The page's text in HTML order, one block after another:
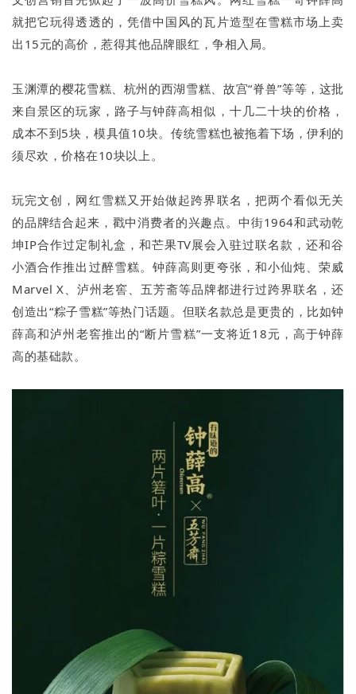
就把它玩得透透的，凭借中国风的瓦片造型在雪糕市场上卖
出15元的高价，惹得其他品牌眼红，争相入局。
玉渊潭的樱花雪糕、杭州的西湖雪糕、故宫“脊兽”等等，这批
来自景区的玩家，路子与钟薛高相似，十几二十块的价格，
成本不到5块，模具值10块。传统雪糕也被拖着下场，伊利的
须尽欢，价格在10块以上。
玩完文创，网红雪糕又开始做起跨界联名，把两个看似无关
的品牌结合起来，戳中消费者的兴趣点。中街1964和武动乾
坤IP合作过定制礼盒，和芒果TV展会入驻过联名款，还和谷
小酒合作推出过醉雪糕。钟薛高则更夸张，和小仙炖、荣威
Marvel X、泸州老窖、五芳斋等品牌都进行过跨界联名，还
创造出“粽子雪糕”等热门话题。但联名款总是更贵的，比如钟
薛高和泸州老窖推出的“断片雪糕”一支将近18元，高于钟薛
高的基础款。